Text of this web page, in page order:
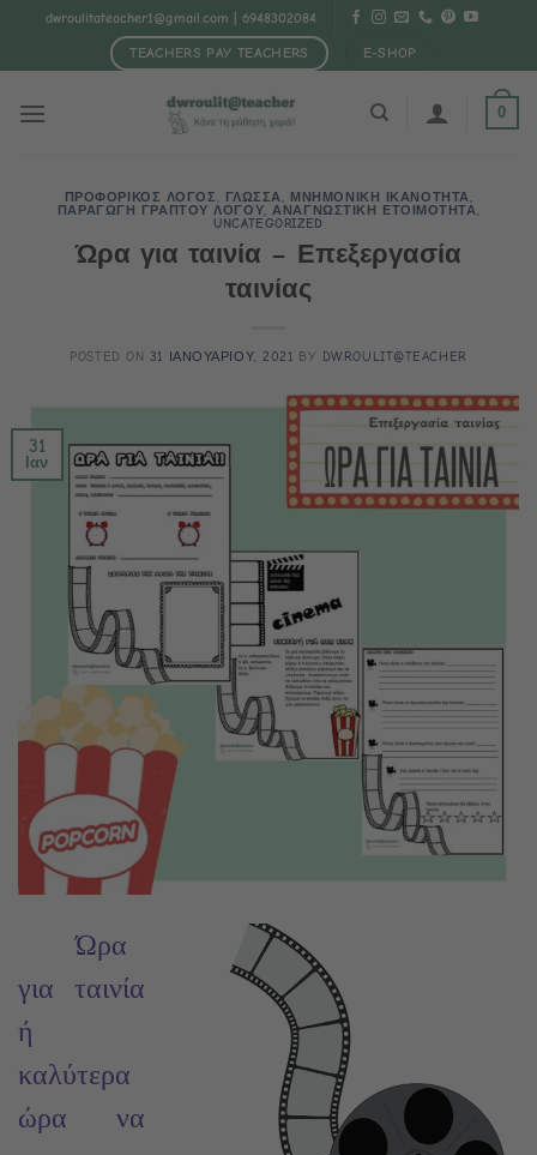
Μετάβαση
περιεχόμενο
dwroulitateacher1@gmail.com | 6948302084
TEACHERS PAY TEACHERS E-SHOP
0
ΠΡΟΦΟΡΙΚΟΣ ΛΟΓΟΣ, ΓΛΩΣΣΑ, ΜΝΗΜΟΝΙΚΗ ΙΚΑΝΟΤΗΤΑ,
ΠΑΡΑΓΩΓΗ ΓΡΑΠΤΟΥ ΛΟΓΟΥ,ΑΝΑΓΝΩΣΤΙΚΗ ΕΤΟΙΜΟΤΗΤΑ,
UNCATEGORIZED
Ώρα για ταινία – Επεξεργασία
ταινίας
POSTED ON 31 ΙΑΝΟΥΑΡΙΟΥ, 2021 BY DWROULIT@TEACHER
31
Ιαν
Ώρα
για ταινία
ή
καλύτερα
ώρα να